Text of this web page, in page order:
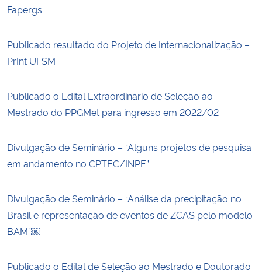
Fapergs
Publicado resultado do Projeto de Internacionalização –
PrInt UFSM
Publicado o Edital Extraordinário de Seleção ao
Mestrado do PPGMet para ingresso em 2022/02
Divulgação de Seminário – “Alguns projetos de pesquisa
em andamento no CPTEC/INPE”
Divulgação de Seminário – “Análise da precipitação no
Brasil e representação de eventos de ZCAS pelo modelo
BAM”￼
Publicado o Edital de Seleção ao Mestrado e Doutorado